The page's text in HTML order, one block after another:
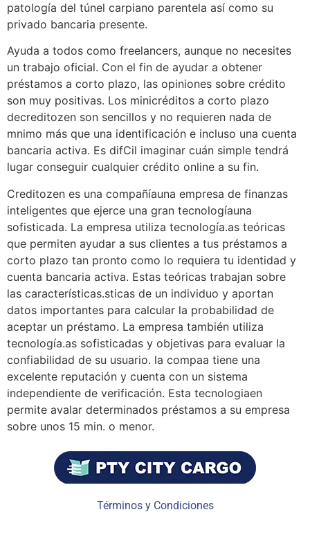
patologí­a del túnel carpiano parentela así­ como su
privado bancaria presente.
Ayuda a todos como freelancers, aunque no necesites
un trabajo oficial. Con el fin de ayudar a obtener
préstamos a corto plazo, las opiniones sobre crédito
son muy positivas. Los minicréditos a corto plazo
decreditozen son sencillos y no requieren nada de
mnimo más que una identificación e incluso una cuenta
bancaria activa. Es difCil imaginar cuán simple tendrá
lugar conseguir cualquier crédito online a su fin.
Creditozen es una compañíauna empresa de finanzas
inteligentes que ejerce una gran tecnologíauna
sofisticada. La empresa utiliza tecnología.as teóricas
que permiten ayudar a sus clientes a tus préstamos a
corto plazo tan pronto como lo requiera tu identidad y
cuenta bancaria activa. Estas teóricas trabajan sobre
las características.sticas de un individuo y aportan
datos importantes para calcular la probabilidad de
aceptar un préstamo. La empresa también utiliza
tecnología.as sofisticadas y objetivas para evaluar la
confiabilidad de su usuario. la compaa tiene una
excelente reputación y cuenta con un sistema
independiente de verificación. Esta tecnologiaen
permite avalar determinados préstamos a su empresa
sobre unos 15 min. o menor.
Términos y Condiciones